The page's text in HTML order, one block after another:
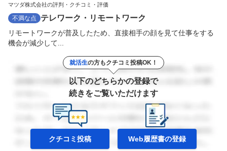
マツダ株式会社の評判・クチコミ・評価
不満な点 テレワーク・リモートワーク
リモートワークが普及したため、直接相手の顔を見て仕事をする
機会が減少して...
就活生の方もクチコミ投稿OK！
以下のどちらかの登録で
続きをご覧いただけます
クチコミ投稿 Web履歴書の登録